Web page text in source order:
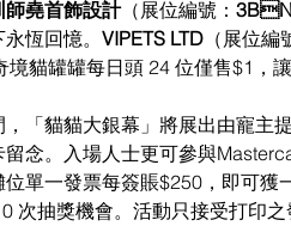
師堯首飾設計（展位編號：
恆回憶。 VIPETS LTD （展位編
境貓罐罐每日頭 24 位僅售$1，讓
，「貓貓大銀幕」將展出由寵主
留念。入場人士更可參與
位單一發票每簽賬$250，即可
次抽獎機會。活動只接受打印